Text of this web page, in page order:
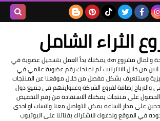
الثراء الشامل
نرحب بكم في عالم الصحة والمال مشروع dxn يمكنك بدأ العمل بتسجيل عضوية في
من خلال الانترنيت ثم نمنحك رقم عضوية عالمي في
وستتعرف بشكل مفصل من خلال موقعنا عن المنتجات
والارباح إضافة لفروع الشركة وعنواينهم في جميع دول
الحصول على منتجات يمكنك الاستفادة من رقم التخفيض
متواجدين على مدار الساعه يمكن التواصل معنا واتساب او احدى
في الموقع وندعوك للاشتراك بقناتنا على اليوتيوب